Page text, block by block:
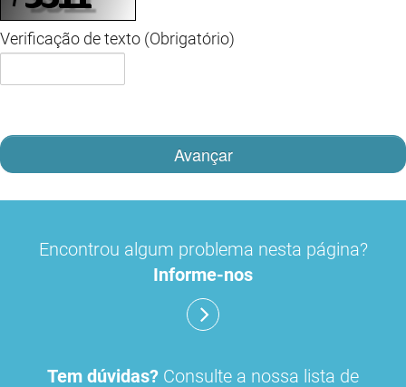
Verificação de texto (Obrigatório)
Avançar
Encontrou algum problema nesta página?
Informe-nos
Tem dúvidas? Consulte a nossa lista de